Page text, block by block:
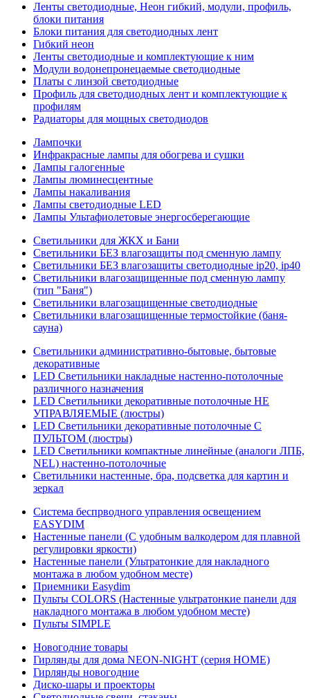
Ленты светодиодные, Неон гибкий, модули, профиль,
блоки питания
Блоки питания для светодиодных лент
Гибкий неон
Ленты светодиодные и комплектующие к ним
Модули водонепронецаемые светодиодные
Платы с линзой светодиодные
Профиль для светодиодных лент и комплектующие к
профилям
Радиаторы для мощных светодиодов
Лампочки
Инфракрасные лампы для обогрева и сушки
Лампы галогенные
Лампы люминесцентные
Лампы накаливания
Лампы светодиодные LED
Лампы Ультафиолетовые энергосберегающие
Светильники для ЖКХ и Бани
Светильники БЕЗ влагозащиты под сменную лампу
Светильники БЕЗ влагозащиты светодиодные ip20, ip40
Светильники влагозащищенные под сменную лампу
(тип "Баня")
Светильники влагозащищенные светодиодные
Светильники влагозащищенные термостойкие (баня-
сауна)
Светильники административно-бытовые, бытовые
декоративные
LED Cветильники накладные настенно-потолочные
различного назначения
LED Светильники декоративные потолочные НЕ
УПРАВЛЯЕМЫЕ (люстры)
LED Светильники декоративные потолочные С
ПУЛЬТОМ (люстры)
LED Светильники компактные линейные (аналоги ЛПБ,
NEL) настенно-потолочные
Светильники настенные, бра, подсветка для картин и
зеркал
Система беспрводного управления освещением
EASYDIM
Настенные панели (С удобным валкодером для плавной
регулировки яркости)
Настенные панели (Ультратонкие для накладного
монтажа в любом удобном месте)
Приемники Easydim
Пульты COLORS (Настенные ультратонкие панели для
накладного монтажа в любом удобном месте)
Пульты SIMPLE
Новогодние товары
Гирлянды для дома NEON-NIGHT (серия HOME)
Гирлянды новогодние
Диско-шары и проекторы